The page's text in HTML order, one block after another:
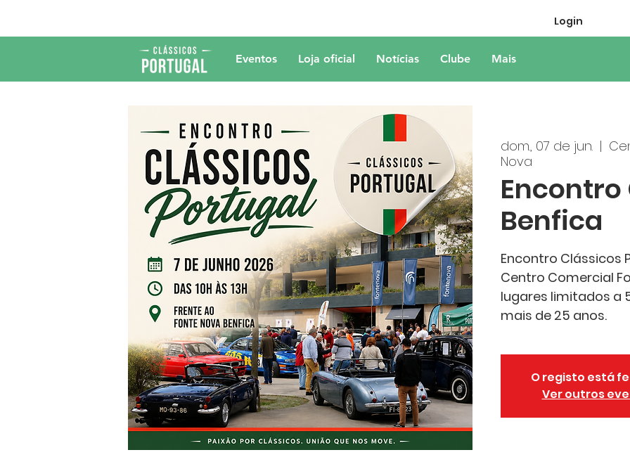
Login
Eventos Loja oficial Notícias Clube Mais
dom., 07 de jun.
  |
Nova
Benfica
Encontro Clássicos
Centro Comercial
lugares limitados a
mais de 25 anos.
O registo está
Ver outros